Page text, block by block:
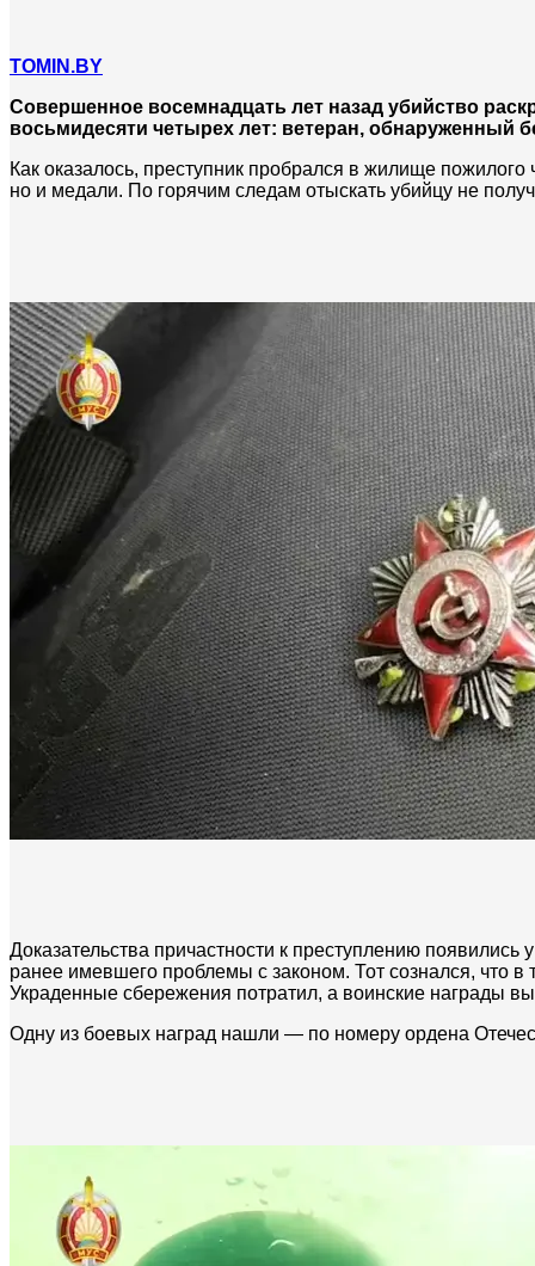
TOMIN.BY
Совершенное восемнадцать лет назад убийство
восьмидесяти четырех лет: ветеран, обнаруженный
Как оказалось, преступник пробрался в жилище
но и медали. По горячим следам отыскать убийцу не
Доказательства причастности к преступлению
ранее имевшего проблемы с законом. Тот сознался, что
Украденные сбережения потратил, а воинские награды
Одну из боевых наград нашли — по номеру ордена